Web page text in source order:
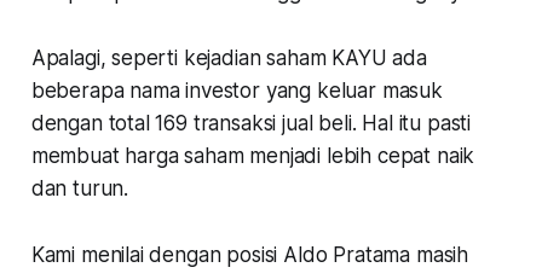
Apalagi, seperti kejadian saham KAYU ada
beberapa nama investor yang keluar masuk
dengan total 169 transaksi jual beli. Hal itu pasti
membuat harga saham menjadi lebih cepat naik
dan turun.
Kami menilai dengan posisi Aldo Pratama masih